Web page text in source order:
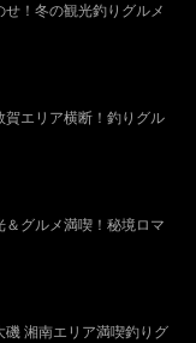
せ！冬の観光釣りグルメ
賀エリア横断！釣りグル
＆グルメ満喫！秘境ロマ
磯 湘南エリア満喫釣りグ